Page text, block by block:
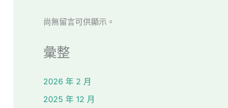
尚無留言可供顯示。
彙整
2026 年 2 月
2025 年 12 月